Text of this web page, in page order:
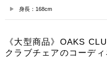
身長：168cm
《大型商品》OAKS
クラブチェアのコーデ